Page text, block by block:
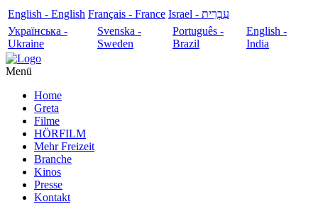
English - English Français - France
עִבְרִית - Israel
Українська -
Ukraine
Svenska -
Sweden
Português -
Brazil
English -
India
Menü
Home
Greta
Filme
HÖRFILM
Mehr Freizeit
Branche
Kinos
Presse
Kontakt